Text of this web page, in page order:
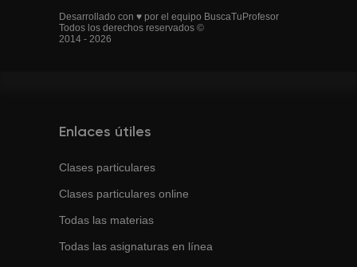
Desarrollado con ♥ por el equipo BuscaTuProfesor
Todos los derechos reservados ©
2014 - 2026
Enlaces útiles
Clases particulares
Clases particulares online
Todas las materias
Todas las asignaturas en línea